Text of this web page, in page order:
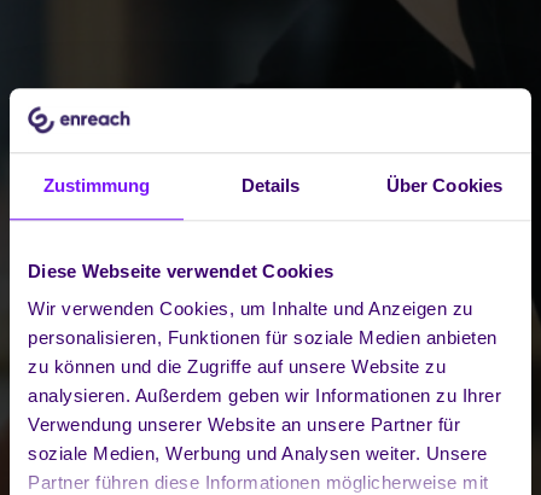
Zustimmung Details Über Cookies
Diese Webseite verwendet Cookies
Wir verwenden Cookies, um Inhalte und Anzeigen zu
personalisieren, Funktionen für soziale Medien anbieten
zu können und die Zugriffe auf unsere Website zu
analysieren. Außerdem geben wir Informationen zu Ihrer
Verwendung unserer Website an unsere Partner für
soziale Medien, Werbung und Analysen weiter. Unsere
Partner führen diese Informationen möglicherweise mit